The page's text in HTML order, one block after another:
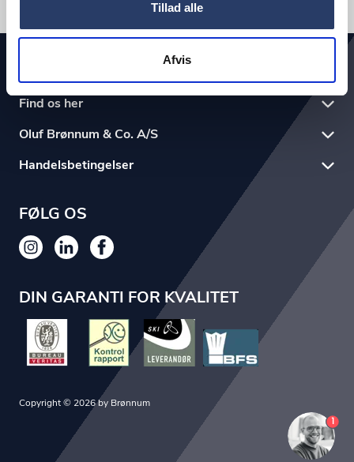
Tillad alle
Afvis
Find os her
Oluf Brønnum & Co. A/S
Handelsbetingelser
FØLG OS
DIN GARANTI FOR KVALITET
Copyright © 2026 by Brønnum
1